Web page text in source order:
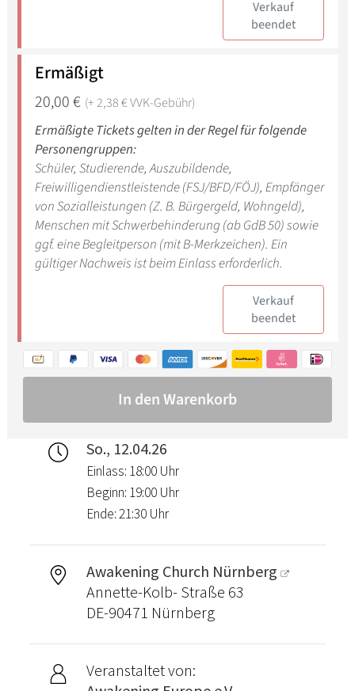
So., 12.04.26
Einlass: 18:00 Uhr
Beginn: 19:00 Uhr
Ende: 21:30 Uhr
Awakening Church Nürnberg
Annette-Kolb- Straße 63
DE-90471 Nürnberg
Veranstaltet von: